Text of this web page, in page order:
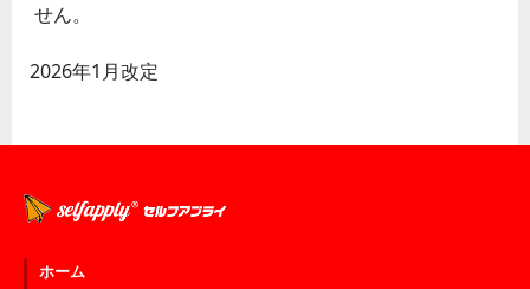
せん。
2026年1月改定
ホーム